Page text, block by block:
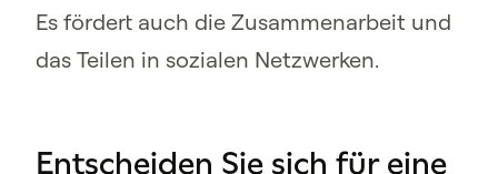
Es fördert auch die Zusammenarbeit und
das Teilen in sozialen Netzwerken.
Entscheiden Sie sich für eine